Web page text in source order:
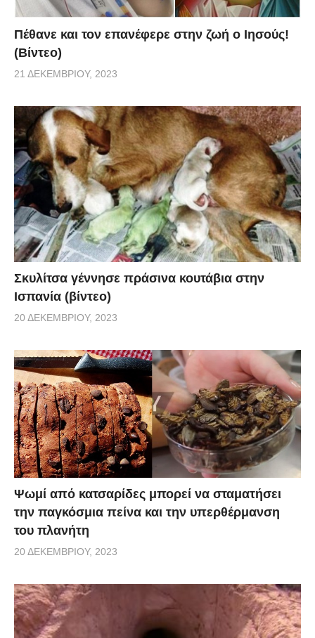
Πέθανε και τον επανέφερε στην ζωή ο Ιησούς!
(Βίντεο)
21 ΔΕΚΕΜΒΡΊΟΥ, 2023
Σκυλίτσα γέννησε πράσινα κουτάβια στην
Ισπανία (βίντεο)
20 ΔΕΚΕΜΒΡΊΟΥ, 2023
Ψωμί από κατσαρίδες μπορεί να σταματήσει
την παγκόσμια πείνα και την υπερθέρμανση
του πλανήτη
20 ΔΕΚΕΜΒΡΊΟΥ, 2023